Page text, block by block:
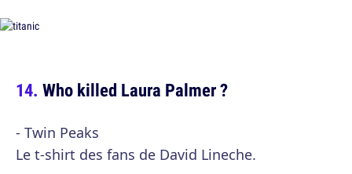
Who killed Laura Palmer ?
- Twin Peaks
Le t-shirt des fans de David Lineche.